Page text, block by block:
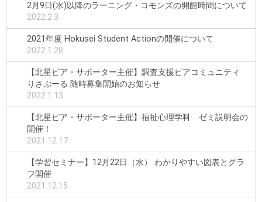
2月9日(水)以降のラーニング・コモンズの開館時間について
2022.2.3
2021年度 Hokusei Student Actionの開催について
2022.1.28
【北星ピア・サポーター主催】調査支援ピアコミュニティ
りさぷーる 随時募集開始のお知らせ
2022.1.13
【北星ピア・サポーター主催】福祉心理学科 ゼミ説明会の
開催！
2021.12.17
【学習セミナー】12月22日（水） わかりやすい図表とグラ
フ開催
2021.12.15